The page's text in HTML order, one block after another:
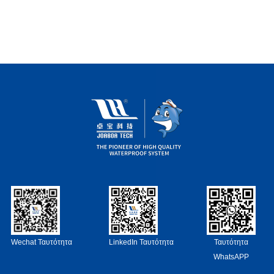
Wechat Ταυτότητα LinkedIn Ταυτότητα
Ταυτότητα
WhatsAPP